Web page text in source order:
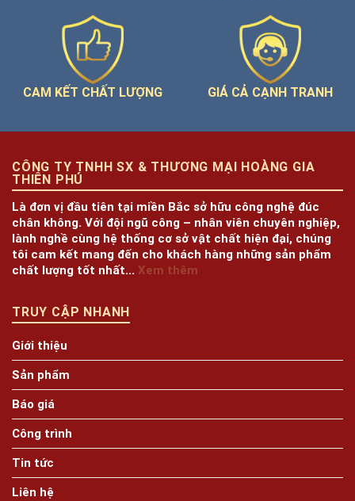
CAM KẾT CHẤT LƯỢNG GIÁ CẢ CẠNH TRANH
CÔNG TY TNHH SX & THƯƠNG MẠI HOÀNG GIA
THIÊN PHÚ
Là đơn vị đầu tiên tại miền Bắc sở hữu công nghệ đúc
chân không. Với đội ngũ công – nhân viên chuyên nghiệp,
lành nghề cùng hệ thống cơ sở vật chất hiện đại, chúng
tôi cam kết mang đến cho khách hàng những sản phẩm
chất lượng tốt nhất... Xem thêm
TRUY CẬP NHANH
Giới thiệu
Sản phẩm
Báo giá
Công trình
Tin tức
Liên hệ